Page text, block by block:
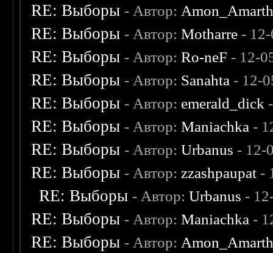
RE: Выборы - Автор:
RE: Выборы - Автор:Motharre -
RE: Выборы - Автор:Ro-neF - 12-
RE: Выборы - Автор: Sanahta - 12-
RE: Выборы - Автор: emerald_dick
RE: Выборы - Автор:Maniachka -
RE: Выборы - Автор:Urbanus - 12-
RE: Выборы - Автор: zzashpaupat -
RE: Выборы - Автор:Urbanus -
RE: Выборы - Автор:Maniachka -
RE: Выборы - Автор: